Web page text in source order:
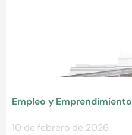
Empleo y Emprendimiento
10 de febrero de 2026